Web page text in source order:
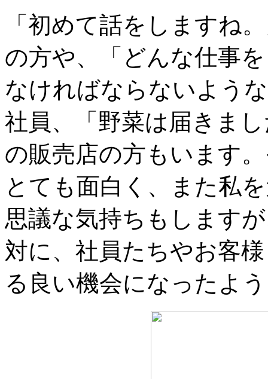
「初めて話をしますね
の方や、「どんな仕事
なければならないよう
社員、「野菜は届きま
の販売店の方もいます
とても面白く、また私
思議な気持ちもします
対に、社員たちやお客
る良い機会になったよ